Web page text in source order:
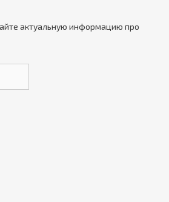
актуальную информацию про